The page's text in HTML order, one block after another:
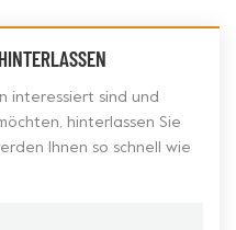
interessiert sind und
hinterlassen Sie
Ihnen so schnell wie